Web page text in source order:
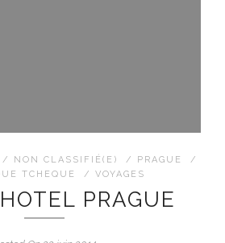
/ NON CLASSIFIÉ(E) / PRAGUE
/
TCHEQUE
/ VOYAGES
PRAGUE